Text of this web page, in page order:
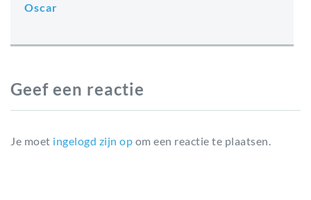
Oscar
Geef een reactie
Je moet ingelogd zijn op om een reactie te plaatsen.